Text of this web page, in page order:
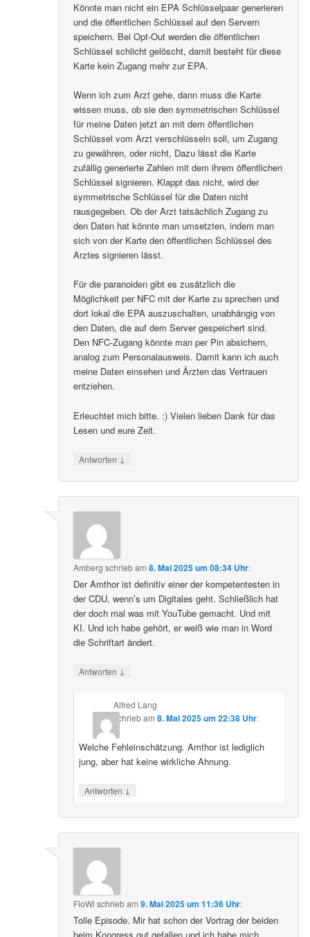
Könnte man nicht ein EPA Schlüsselpaar generieren
und die öffentlichen Schlüssel auf den Servern
speichern. Bei Opt-Out werden die öffentlichen
Schlüssel schlicht gelöscht, damit besteht für diese
Karte kein Zugang mehr zur EPA.
Wenn ich zum Arzt gehe, dann muss die Karte
wissen muss, ob sie den symmetrischen Schlüssel
für meine Daten jetzt an mit dem öffentlichen
Schlüssel vom Arzt verschlüsseln soll, um Zugang
zu gewähren, oder nicht, Dazu lässt die Karte
zufällig generierte Zahlen mit dem ihrem öffentlichen
Schlüssel signieren. Klappt das nicht, wird der
symmetrische Schlüssel für die Daten nicht
rausgegeben. Ob der Arzt tatsächlich Zugang zu
den Daten hat könnte man umsetzten, indem man
sich von der Karte den öffentlichen Schlüssel des
Arztes signieren lässt.
Für die paranoiden gibt es zusätzlich die
Möglichkeit per NFC mit der Karte zu sprechen und
dort lokal die EPA auszuschalten, unabhängig von
den Daten, die auf dem Server gespeichert sind.
Den NFC-Zugang könnte man per Pin absichern,
analog zum Personalausweis. Damit kann ich auch
meine Daten einsehen und Ärzten das Vertrauen
entziehen.
Erleuchtet mich bitte. :) Vielen lieben Dank für das
Lesen und eure Zeit.
Antworten ↓
Amberg schriebam8. Mai 2025 um 08:34 Uhr:
Der Amthor ist definitiv einer der kompetentesten in
der CDU, wenn’s um Digitales geht. Schließlich hat
der doch mal was mit YouTube gemacht. Und mit
KI. Und ich habe gehört, er weiß wie man in Word
die Schriftart ändert.
Antworten ↓
Alfred Lang
schriebam 8. Mai 2025 um 22:38 Uhr:
Welche Fehleinschätzung. Amthor ist lediglich
jung, aber hat keine wirkliche Ahnung.
Antworten ↓
FloWi schriebam9. Mai 2025 um 11:36 Uhr:
Tolle Episode. Mir hat schon der Vortrag der beiden